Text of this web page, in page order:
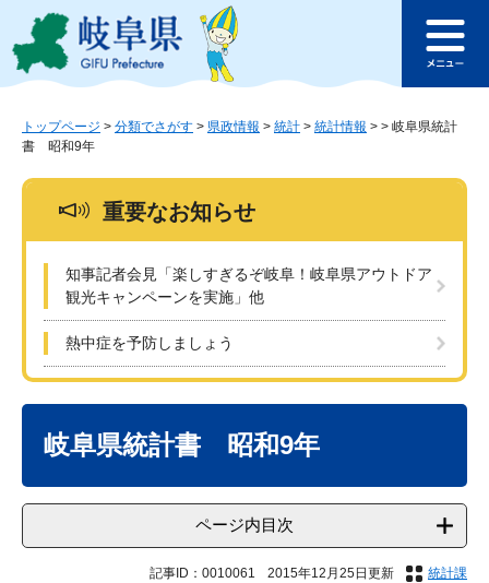
ジ
ュ
このページの本文へ
ュ
トップページ > 分類でさがす > 県政情報 > 統計 > 統計情報 > > 岐阜県統計
書 昭和9年
重要なお知らせ
知事記者会見「楽しすぎるぞ岐阜！岐阜県アウトドア
観光キャンペーンを実施」他
熱中症を予防しましょう
岐阜県統計書 昭和9年
ページ内目次
記事ID：0010061 2015年12月25日更新 統計課